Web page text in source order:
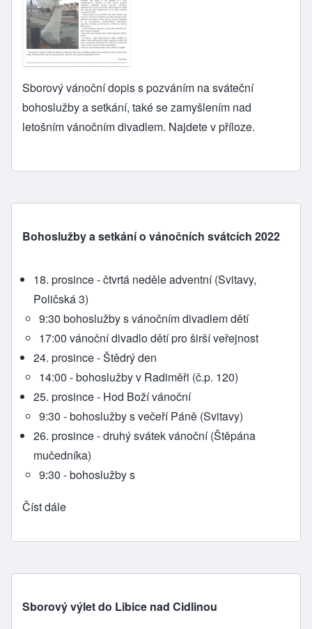
Sborový vánoční dopis s pozváním na sváteční
bohoslužby a setkání, také se zamyšlením nad
letošním vánočním divadlem. Najdete v příloze.
Bohoslužby a setkání o vánočních svátcích 2022
18. prosince - čtvrtá neděle adventní (Svitavy,
Poličská 3)
9:30 bohoslužby s vánočním divadlem dětí
17:00 vánoční divadlo dětí pro širší veřejnost
24. prosince - Štědrý den
14:00 - bohoslužby v Radiměři (č.p. 120)
25. prosince - Hod Boží vánoční
9:30 - bohoslužby s večeří Páně (Svitavy)
26. prosince - druhý svátek vánoční (Štěpána
mučedníka)
9:30 - bohoslužby s
Číst dále
Sborový výlet do Libice nad Cidlinou